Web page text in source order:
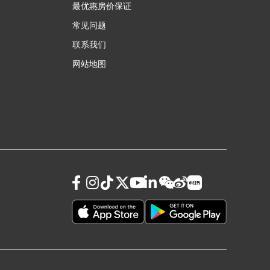
最优惠房价保证
常见问题
联系我们
网站地图